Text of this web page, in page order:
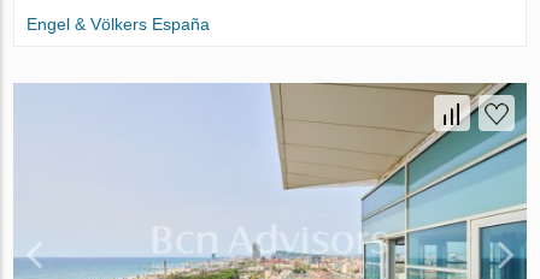
Engel & Völkers España